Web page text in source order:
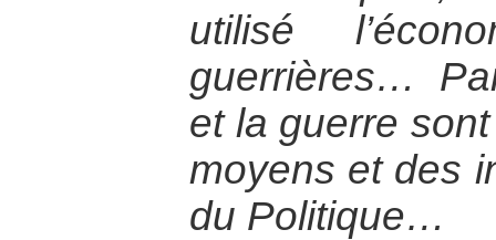
utilisé
guerrières…
et la guerre
moyens et des
du Politique…